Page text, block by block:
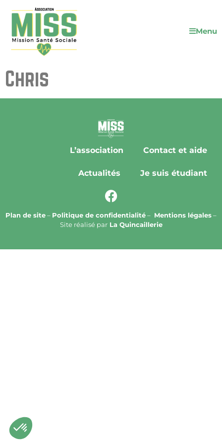
Menu
Chris
L’association Contact et aide
Actualités Je suis étudiant
Plan de site– Politique de confidentialité– Mentions légales–
Site réalisé parLa Quincaillerie